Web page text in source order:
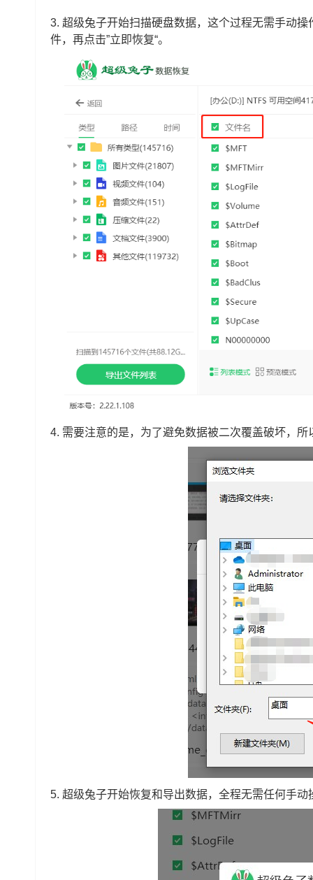
3. 超级兔子开始扫描硬盘数据，这个过程无需手动
件，再点击”立即恢复“。
4. 需要注意的是，为了避免数据被二次覆盖破坏，
5. 超级兔子开始恢复和导出数据，全程无需任何手动